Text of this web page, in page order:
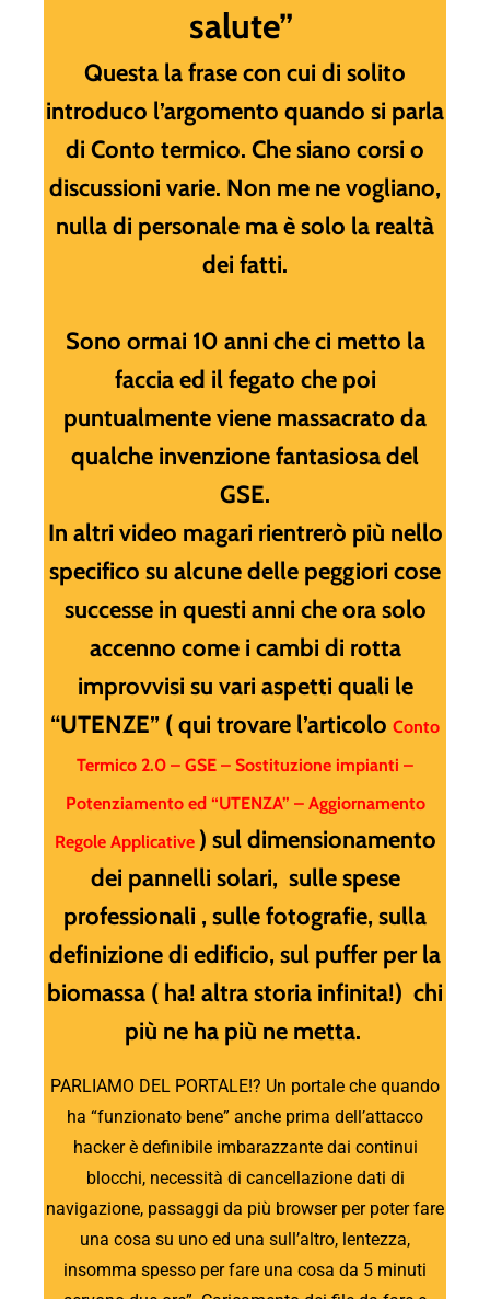
salute”
Questa la frase con cui di solito
introduco l’argomento quando si parla
di Conto termico. Che siano corsi o
discussioni varie. Non me ne vogliano,
nulla di personale ma è solo la realtà
dei fatti.
Sono ormai 10 anni che ci metto la
faccia ed il fegato che poi
puntualmente viene massacrato da
qualche invenzione fantasiosa del
GSE.
In altri video magari rientrerò più nello
specifico su alcune delle peggiori cose
successe in questi anni che ora solo
accenno come i cambi di rotta
improvvisi su vari aspetti quali le
“UTENZE” ( qui trovare l’articolo Conto
Termico 2.0 – GSE – Sostituzione impianti –
Potenziamento ed “UTENZA” – Aggiornamento
Regole Applicative ) sul dimensionamento
dei pannelli solari, sulle spese
professionali , sulle fotografie, sulla
definizione di edificio, sul puffer per la
biomassa ( ha! altra storia infinita!) chi
più ne ha più ne metta.
PARLIAMO DEL PORTALE!? Un portale che quando
ha “funzionato bene” anche prima dell’attacco
hacker è definibile imbarazzante dai continui
blocchi, necessità di cancellazione dati di
navigazione, passaggi da più browser per poter fare
una cosa su uno ed una sull’altro, lentezza,
insomma spesso per fare una cosa da 5 minuti